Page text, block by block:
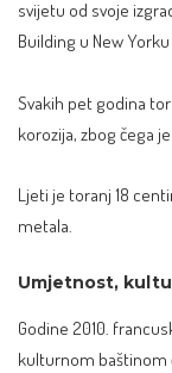
svijetu od svoje
Building u New
Svakih pet godina
korozija, zbog čega
Ljeti je toranj 18
metala.
Umjetnost,
Godine 2010.
kulturnom baštinom